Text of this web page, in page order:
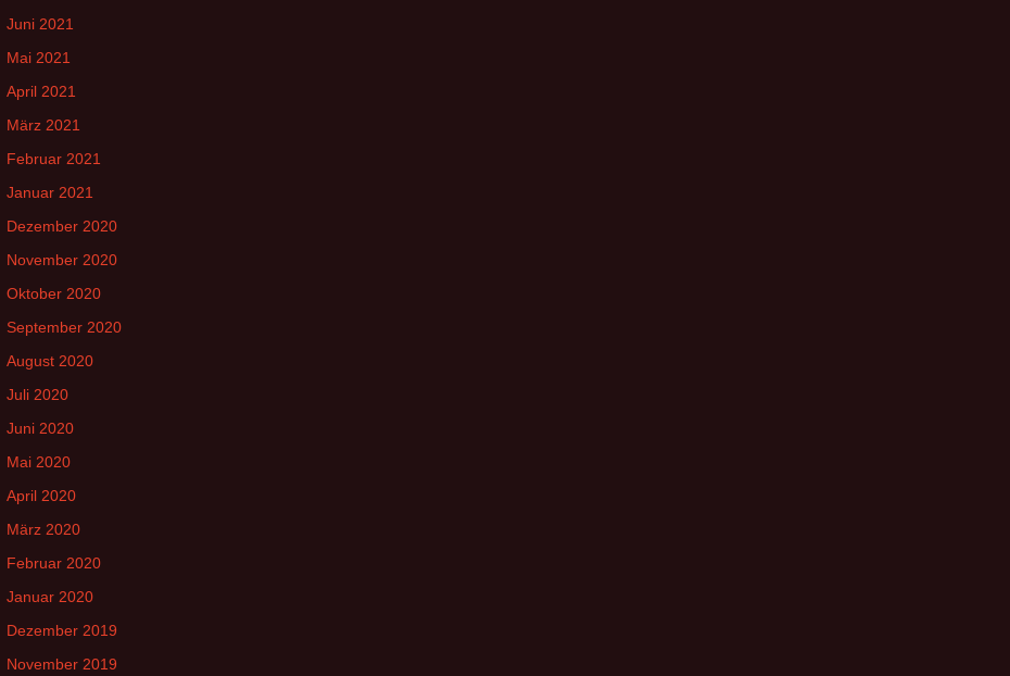
Juni 2021
Mai 2021
April 2021
März 2021
Februar 2021
Januar 2021
Dezember 2020
November 2020
Oktober 2020
September 2020
August 2020
Juli 2020
Juni 2020
Mai 2020
April 2020
März 2020
Februar 2020
Januar 2020
Dezember 2019
November 2019